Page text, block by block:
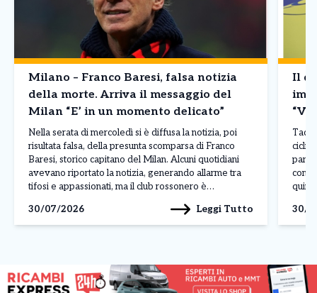
Milano – Franco Baresi, falsa notizia
della morte. Arriva il messaggio del
Milan “E’ in un momento delicato”
Nella serata di mercoledì si è diffusa la notizia, poi
risultata falsa, della presunta scomparsa di Franco
Baresi, storico capitano del Milan. Alcuni quotidiani
avevano riportato la notizia, generando allarme tra
tifosi e appassionati, ma il club rossonero è
attraverso un comunicato pubblicato sui propri canali
ufficiali. Il Milan […]
30/07/2026 Leggi Tutto
Il
30/